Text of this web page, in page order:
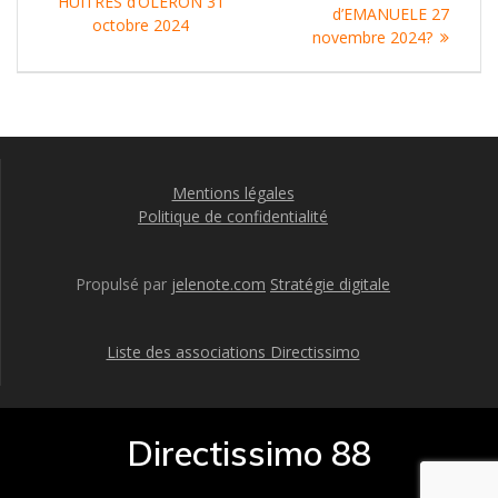
:
octobre 2024
:
d’EMANUELE 27
novembre 2024?
Mentions légales
Politique de confidentialité
Propulsé par jelenote.com Stratégie digitale
Liste des associations Directissimo
Directissimo 88